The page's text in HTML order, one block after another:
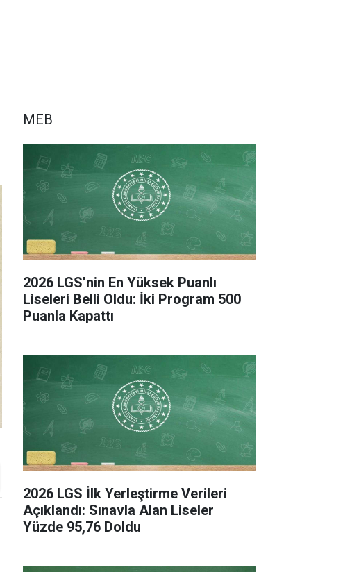
MEB
2026 LGS’nin En Yüksek Puanlı
Liseleri Belli Oldu: İki Program 500
Puanla Kapattı
2026 LGS İlk Yerleştirme Verileri
Açıklandı: Sınavla Alan Liseler
Yüzde 95,76 Doldu